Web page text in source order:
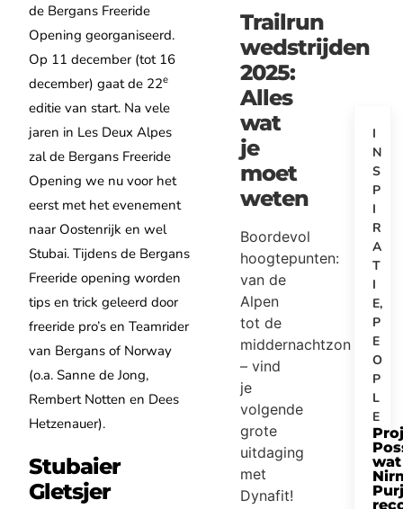
de Bergans Freeride
Opening georganiseerd.
Op 11 december (tot 16
december) gaat de 22e
editie van start. Na vele
jaren in Les Deux Alpes
zal de Bergans Freeride
Opening we nu voor het
eerst met het evenement
naar Oostenrijk en wel
Stubai. Tijdens de Bergans
Freeride opening worden
tips en trick geleerd door
freeride pro’s en Teamrider
van Bergans of Norway
(o.a. Sanne de Jong,
Rembert Notten en Dees
Hetzenauer).
Stubaier
Gletsjer
Trailrun
wedstrijden
2025:
Alles
wat
je
moet
weten
Boordevol
hoogtepunten:
van de
Alpen
tot de
middernachtzon
– vind
je
volgende
grote
uitdaging
met
Dynafit!
I
N
S
P
I
R
A
T
I
E,
P
E
O
P
L
E
wat